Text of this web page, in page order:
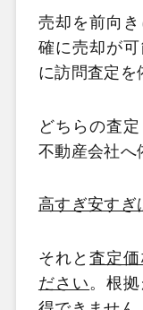
売却を前向
確に売却が
に訪問査定を
どちらの査
不動産会社へ
高すぎ安すぎ
それと査定
ださい 。根